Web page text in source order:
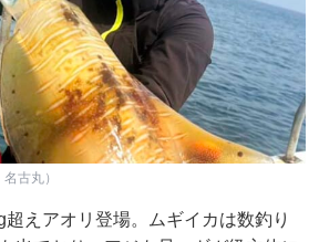
古丸）
えアオリ登場。ムギイカは数釣り